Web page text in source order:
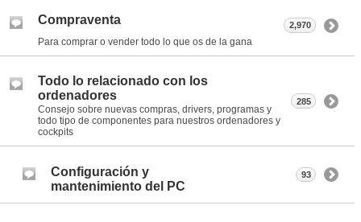
Compraventa
Para comprar o vender todo lo que os de la gana
2,970
Todo lo relacionado con los
ordenadores
Consejo sobre nuevas compras, drivers, programas y
todo tipo de componentes para nuestros ordenadores y
cockpits
285
Configuración y
mantenimiento del PC
93